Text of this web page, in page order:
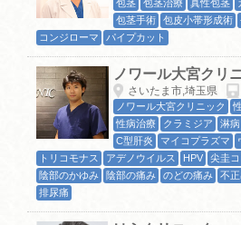
包茎
包茎治療 真性包茎
包茎手術
包皮小帯形成術
コンジローマ
パイプカット
ノワール大宮クリ
さいたま市,埼玉県
ノワール大宮クリニック
性病治療
クラミジア 淋病
C型肝炎
マイコプラズマ
トリコモナス
アデノウイルス HPV 尖圭
陰部のかゆみ
陰部の痛み のどの痛み 不正
排尿痛